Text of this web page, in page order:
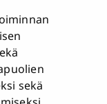
sekä